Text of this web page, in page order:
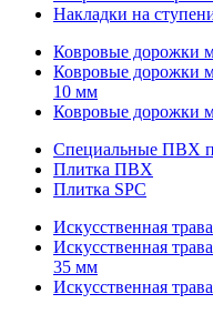
Накладки на
Ковровые дорожки
Ковровые дорожки
10 мм
Ковровые дорожки
Специальные ПВХ
Плитка ПВХ
Плитка SPC
Искуccтвенная
Искусственная
35 мм
Искусственная